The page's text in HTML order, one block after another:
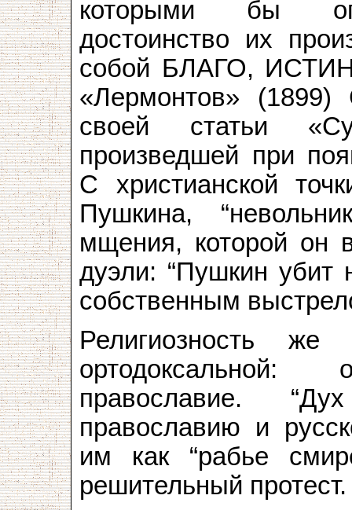
которыми бы
достоинство их
собой БЛАГО,
«Лермонтов»
своей статьи
произведшей при
С христианской
Пушкина,
мщения, которой он
дуэли: “Пушкин убит
собственным
Религиозность
православие.
православию и
им как “рабье
решительный протест.